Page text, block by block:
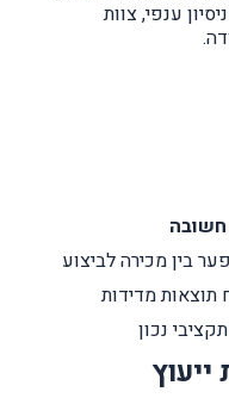
ענפי, צוות
בין מכירה לביצוע
תוצאות מדידות
נכון